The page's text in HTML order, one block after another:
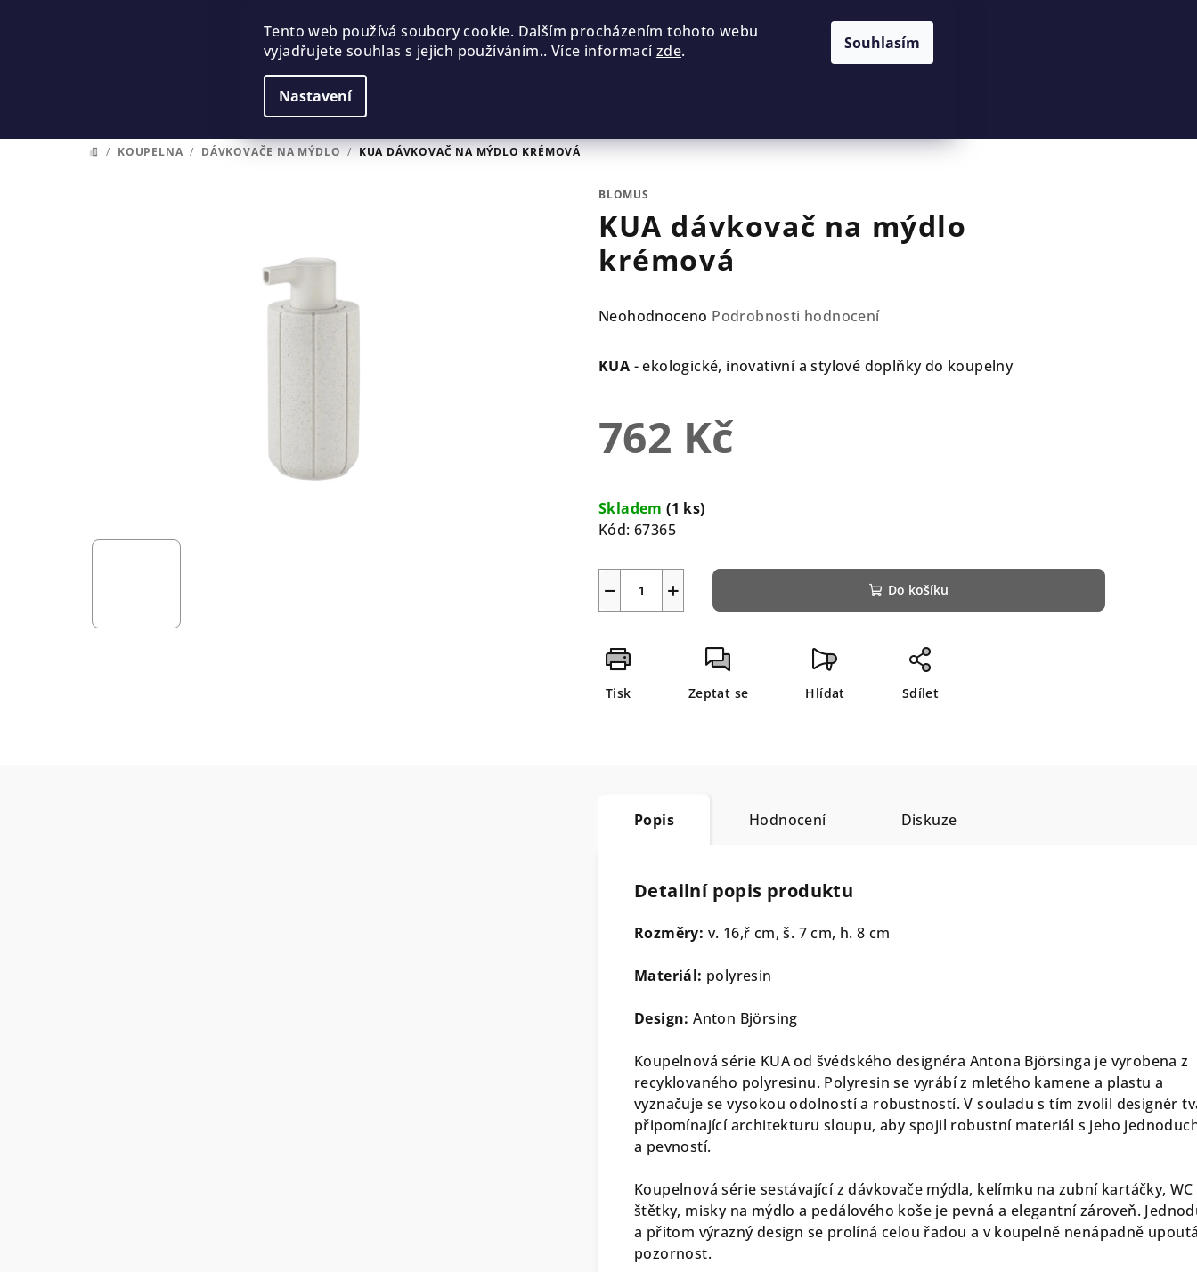
Tento web používá soubory cookie. Dalším procházením tohoto webu
vyjadřujete souhlas s jejich používáním.. Více informacízde.
Nastavení
Souhlasím
DOMŮ
/ KOUPELNA / DÁVKOVAČE NA MÝDLO / KUA DÁVKOVAČ NA MÝDLO KRÉMOVÁ
BLOMUS
KUA dávkovač na mýdlo
krémová
Průměrné
produktu
z
5
Neohodnoceno Podrobnosti hodnocení
KUA -ekologické, inovativní a stylové doplňky do koupelny
762 Kč
cena:
Skladem(1 ks)
Kód: 67365
+
− Do košíku
Tisk Zeptat se Hlídat Sdílet
Popis Hodnocení Diskuze
Detailní popis produktu
Rozměry: v. 16,ř cm, š. 7 cm, h. 8 cm
Materiál: polyresin
Design: Anton Björsing
Koupelnová série KUA od švédského designéra Antona Björsinga je vyrobena z
recyklovaného polyresinu. Polyresin se vyrábí z mletého kamene a plastu a
vyznačuje se vysokou odolností a robustností. V souladu s tím zvolil designér
připomínající architekturu sloupu, aby spojil robustní materiál s jeho
a pevností.
Koupelnová série sestávající z dávkovače mýdla, kelímku na zubní kartáčky, WC
štětky, misky na mýdlo a pedálového koše je pevná a elegantní zároveň.
a přitom výrazný design se prolíná celou řadou a v koupelně nenápadně
pozornost.